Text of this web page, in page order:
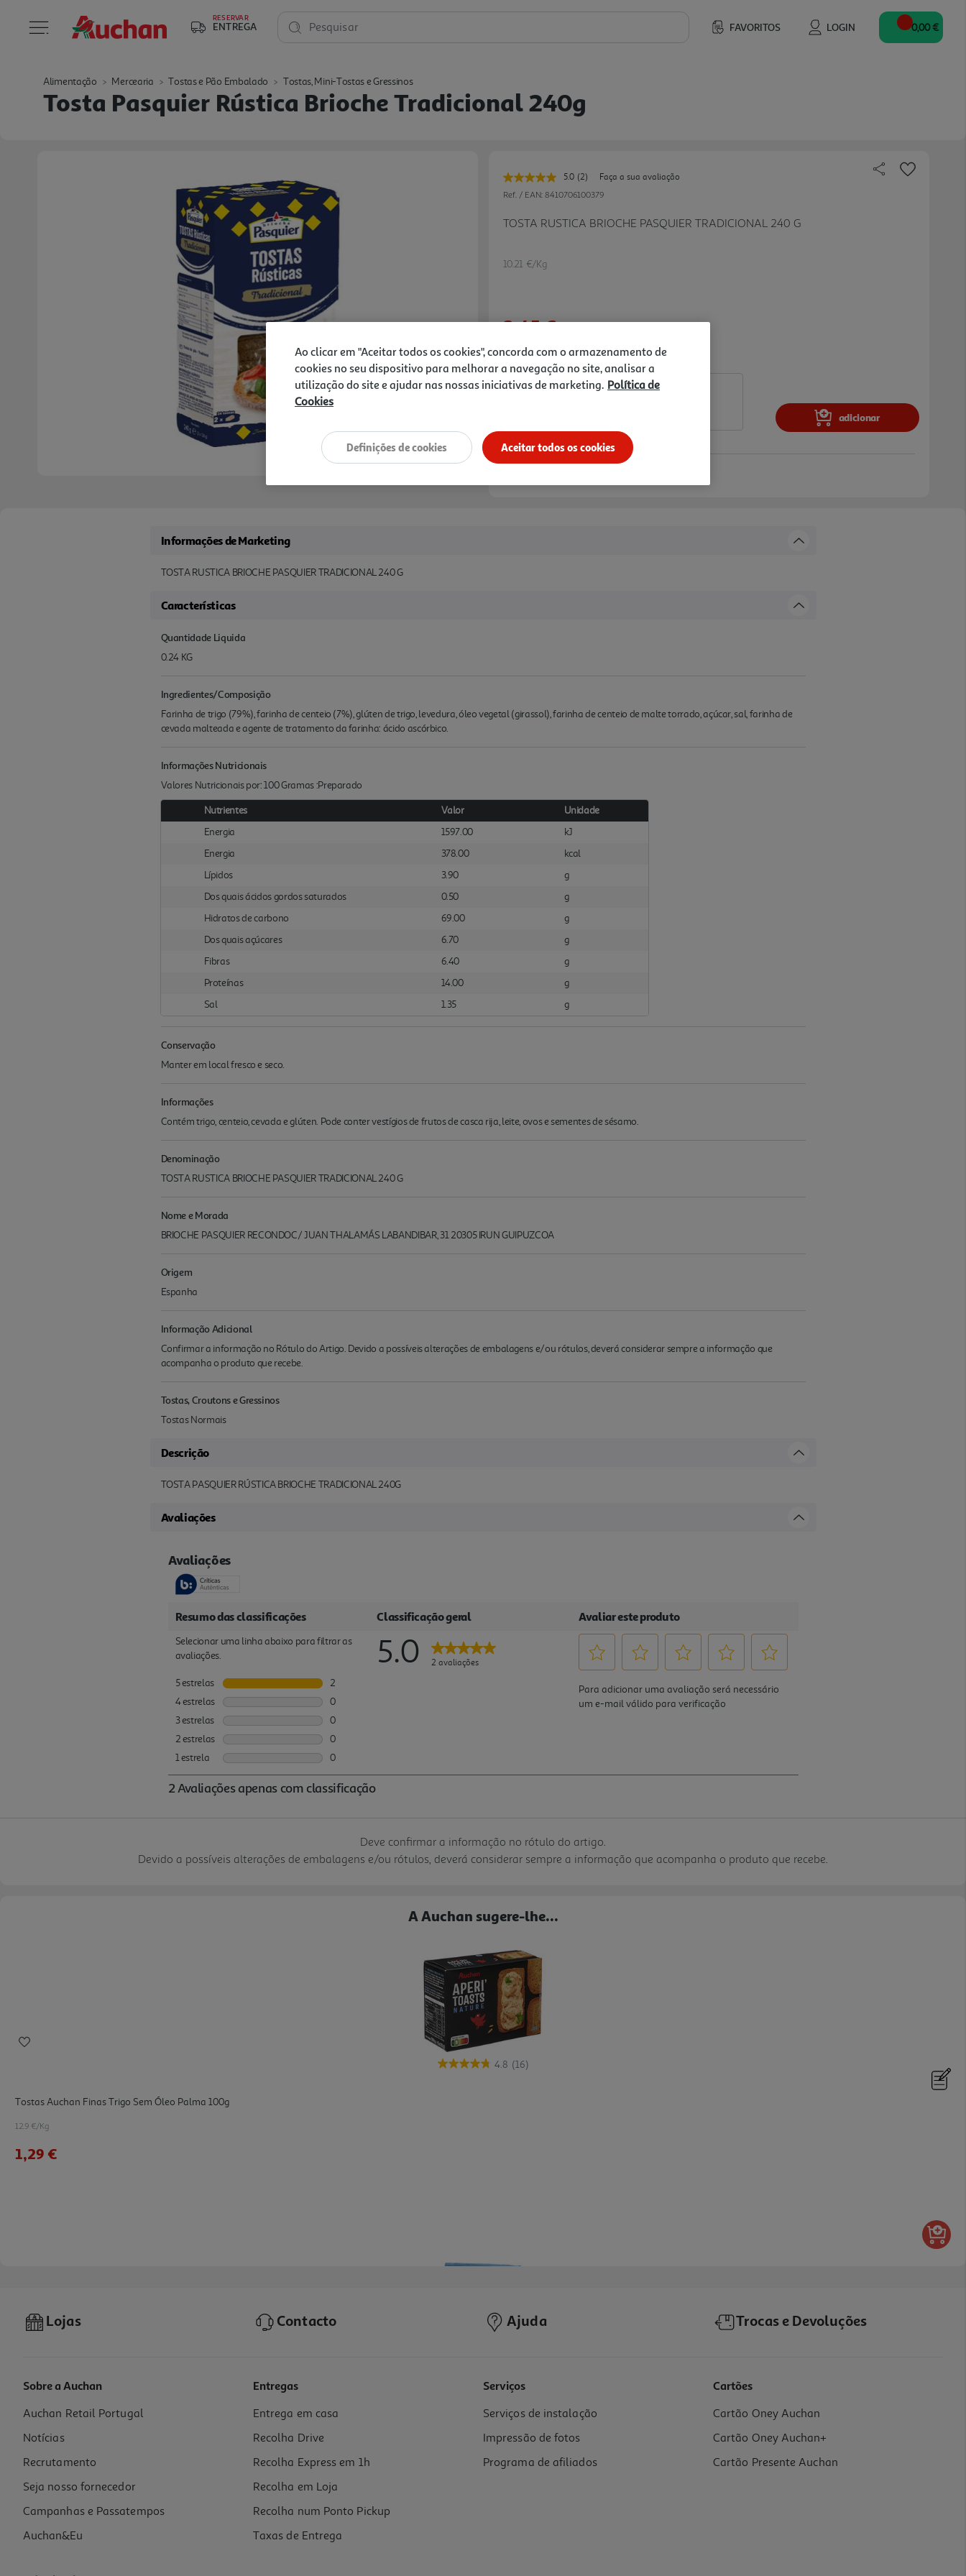
RESERVAR
ENTREGA FAVORITOS LOGIN
Pesquisar 0,00 €
Alimentação Mercearia Tostas e Pão Embalado Tostas, Mini-Tostas e Gressinos
Tosta Pasquier Rústica Brioche Tradicional 240g
5.0 Leu
2
Link
para
(2)
Faça a sua avaliação
Ref. / EAN: 8410706100379
TOSTA RUSTICA BRIOCHE PASQUIER TRADICIONAL 240 G
10.21 €/Kg
2,45 €
Notas de preparação
adicionar
Informações de Marketing
TOSTA RUSTICA BRIOCHE PASQUIER TRADICIONAL 240 G
Características
Quantidade Liquida
0.24 KG
Ingredientes/Composição
Farinha de trigo (79%), farinha de centeio (7%), glúten de trigo, levedura, óleo vegetal (girassol), farinha de centeio de malte torrado, açúcar, sal, farinha de
cevada malteada e agente de tratamento da farinha: ácido ascórbico.
Informações Nutricionais
Valores Nutricionais por: 100 Gramas :Preparado
Nutrientes Valor
Unidade
Energia
1597.00
kJ
Energia
378.00
kcal
Lípidos
3.90
g
Dos quais ácidos gordos saturados
0.50
g
Hidratos de carbono
69.00
g
Dos quais açúcares
6.70
g
Fibras
6.40
g
Proteínas
14.00
g
Sal
1.35 g
Conservação
Manter em local fresco e seco.
Informações
Contém trigo, centeio, cevada e glúten. Pode conter vestígios de frutos de casca rija, leite, ovos e sementes de sésamo.
Denominação
TOSTA RUSTICA BRIOCHE PASQUIER TRADICIONAL 240 G
Nome e Morada
BRIOCHE PASQUIER RECONDOC/ JUAN THALAMÁS LABANDIBAR, 31 20305 IRUN GUIPUZCOA
Origem
Espanha
Informação Adicional
Confirmar a informação no Rótulo do Artigo. Devido a possíveis alterações de embalagens e/ou rótulos, deverá considerar sempre a informação que
acompanha o produto que recebe.
Tostas, Croutons e Gressinos
Tostas Normais
Descrição
TOSTA PASQUIER RÚSTICA BRIOCHE TRADICIONAL 240G
Avaliações
Deve confirmar a informação no rótulo do artigo.
Devido a possíveis alterações de embalagens e/ou rótulos, deverá considerar sempre a informação que acompanha o produto que recebe.
A Auchan sugere-lhe...
4.8 (16)
Tostas Auchan Finas Trigo Sem Óleo Palma 100g
12.9 €/Kg
1,29 €
Paezinhos Auchan Trigo 225g (18un)
5.29 €/Kg
1,19 €
Lojas Contacto Ajuda Trocas e Devoluções
Sobre a Auchan
Auchan Retail Portugal
Notícias
Recrutamento
Seja nosso fornecedor
Campanhas e Passatempos
Auchan&Eu
Entregas
Entrega em casa
Recolha Drive
Recolha Express em 1h
Recolha em Loja
Recolha num Ponto Pickup
Taxas de Entrega
Serviços
Serviços de instalação
Impressão de fotos
Programa de afiliados
Cartões
Cartão Oney Auchan
Cartão Oney Auchan+
Cartão Presente Auchan
Ao clicar em "Aceitar todos os cookies", concorda com o armazenamento de
cookies no seu dispositivo para melhorar a navegação no site, analisar a
utilização do site e ajudar nas nossas iniciativas de marketing. Política de
Cookies
Aceitar todos os cookies
Definições de cookies